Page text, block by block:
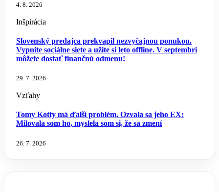
4. 8. 2026
Inšpirácia
Slovenský predajca prekvapil nezvyčajnou ponukou.
Vypnite sociálne siete a užite si leto offline. V septembri
môžete dostať finančnú odmenu!
29. 7. 2026
Vzťahy
Tomy Kotty má ďalší problém. Ozvala sa jeho EX:
Milovala som ho, myslela som si, že sa zmení
26. 7. 2026